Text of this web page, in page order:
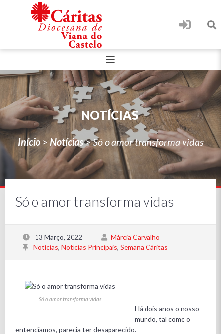
NOTÍCIAS
Início > Notícias>Só o amor transforma vidas
Só o amor transforma vidas
13 Março, 2022
Márcia Carvalho
Notícias,Notícias Principais,Semana Cáritas
Só o amor transforma vidas
Há dois anos o nosso
mundo, tal como o
entendíamos, parecia ter desaparecido.